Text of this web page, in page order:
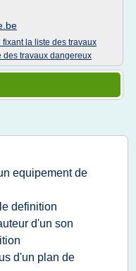
la liste des travaux
des travaux dangereux
equipement de
definition
d'un son
d'un plan de